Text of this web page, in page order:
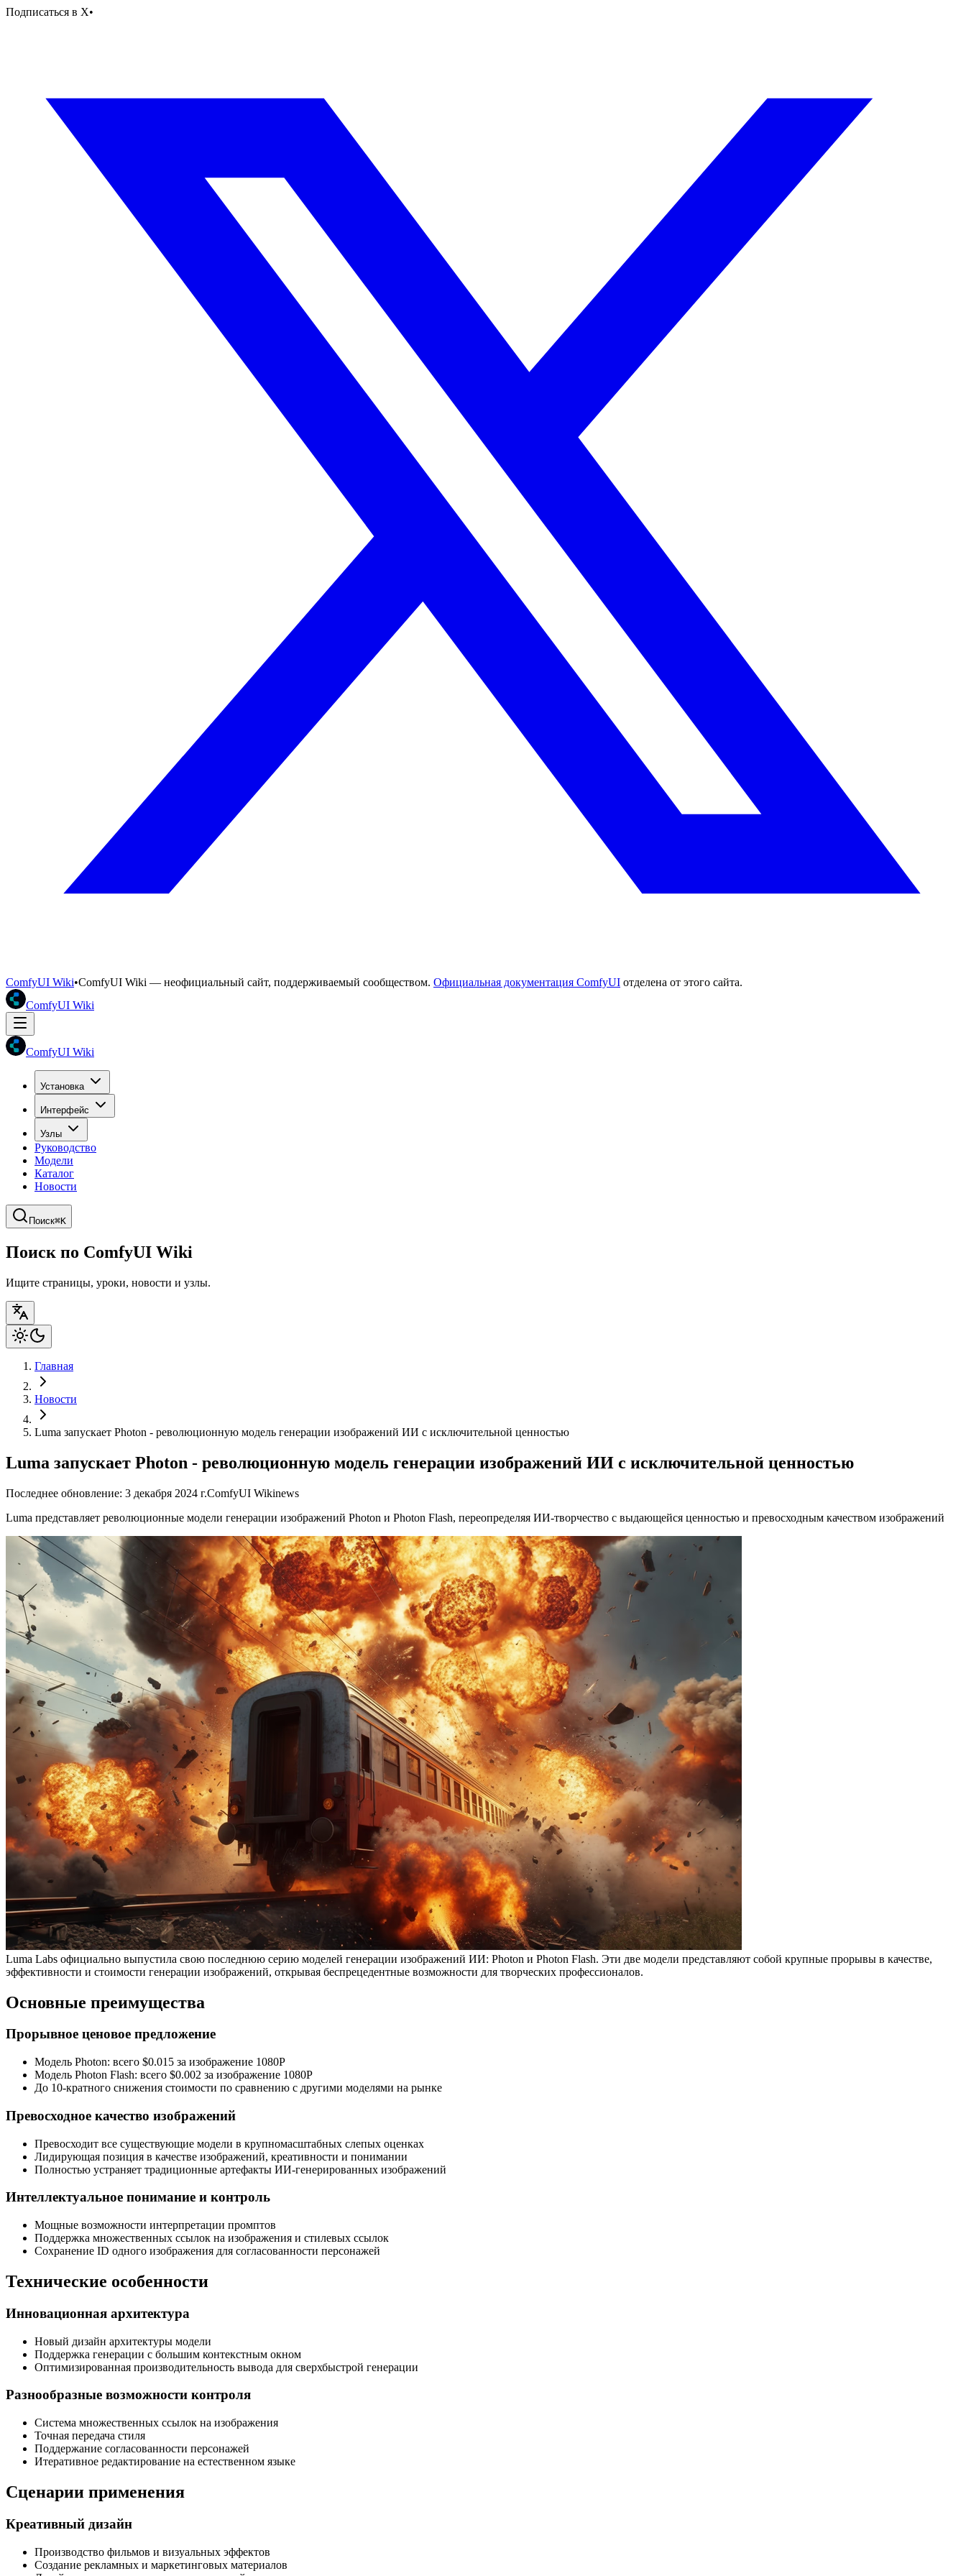
Подписаться в X•
ComfyUI Wiki•ComfyUI Wiki — неофициальный сайт, поддерживаемый сообществом. Официальная документация ComfyUI отделена от этого сайта.
ComfyUI Wiki
ComfyUI Wiki
Установка
Интерфейс
Узлы
Руководство
Модели
Каталог
Новости
Поиск⌘K
Поиск по ComfyUI Wiki
Ищите страницы, уроки, новости и узлы.
Главная
Новости
Luma запускает Photon - революционную модель генерации изображений ИИ с исключительной ценностью
Luma запускает Photon - революционную модель генерации изображений ИИ с исключительной ценностью
Последнее обновление: 3 декабря 2024 г.ComfyUI Wikinews
Luma представляет революционные модели генерации изображений Photon и Photon Flash, переопределяя ИИ-творчество с выдающейся ценностью и превосходным качеством изображений
Luma Labs официально выпустила свою последнюю серию моделей генерации изображений ИИ: Photon и Photon Flash. Эти две модели представляют собой крупные прорывы в качестве,
эффективности и стоимости генерации изображений, открывая беспрецедентные возможности для творческих профессионалов.
Основные преимущества
Прорывное ценовое предложение
Модель Photon: всего $0.015 за изображение 1080P
Модель Photon Flash: всего $0.002 за изображение 1080P
До 10-кратного снижения стоимости по сравнению с другими моделями на рынке
Превосходное качество изображений
Превосходит все существующие модели в крупномасштабных слепых оценках
Лидирующая позиция в качестве изображений, креативности и понимании
Полностью устраняет традиционные артефакты ИИ-генерированных изображений
Интеллектуальное понимание и контроль
Мощные возможности интерпретации промптов
Поддержка множественных ссылок на изображения и стилевых ссылок
Сохранение ID одного изображения для согласованности персонажей
Технические особенности
Инновационная архитектура
Новый дизайн архитектуры модели
Поддержка генерации с большим контекстным окном
Оптимизированная производительность вывода для сверхбыстрой генерации
Разнообразные возможности контроля
Система множественных ссылок на изображения
Точная передача стиля
Поддержание согласованности персонажей
Итеративное редактирование на естественном языке
Сценарии применения
Креативный дизайн
Производство фильмов и визуальных эффектов
Создание рекламных и маркетинговых материалов